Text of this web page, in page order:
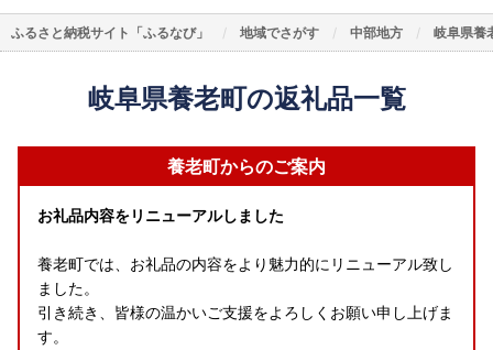
ふるさと納税サイト「ふるなび」 地域でさがす 中部地方 岐阜県養
岐阜県養老町の返礼品一覧
養老町からのご案内
お礼品内容をリニューアルしました
養老町では、お礼品の内容をより魅力的にリニューアル致し
ました。
引き続き、皆様の温かいご支援をよろしくお願い申し上げま
す。